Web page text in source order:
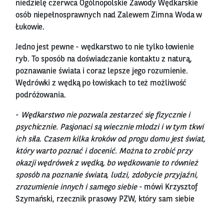
niedzielę czerwca Ogólnopolskie Zawody Wędkarskie
osób niepełnosprawnych nad Zalewem Zimna Woda w
Łukowie.
Jedno jest pewne - wędkarstwo to nie tylko łowienie
ryb. To sposób na doświadczanie kontaktu z naturą,
poznawanie świata i coraz lepsze jego rozumienie.
Wędrówki z wędką po łowiskach to też możliwość
podróżowania.
- Wędkarstwo nie pozwala zestarzeć się fizycznie i
psychicznie. Pasjonaci są wiecznie młodzi i w tym tkwi
ich siła. Czasem kilka kroków od progu domu jest świat,
który warto poznać i docenić. Można to zrobić przy
okazji wędrówek z wędką, bo wędkowanie to również
sposób na poznanie świata, ludzi, zdobycie przyjaźni,
zrozumienie innych i samego siebie- mówi Krzysztof
Szymański, rzecznik prasowy PZW, który sam siebie